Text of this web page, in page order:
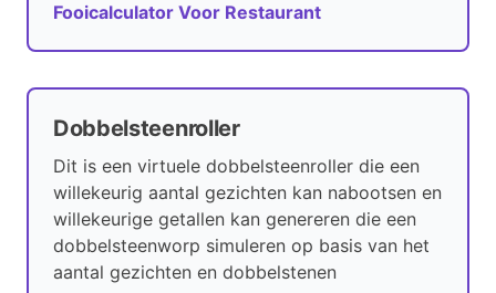
Fooicalculator Voor Restaurant
Dobbelsteenroller
Dit is een virtuele dobbelsteenroller die een
willekeurig aantal gezichten kan nabootsen en
willekeurige getallen kan genereren die een
dobbelsteenworp simuleren op basis van het
aantal gezichten en dobbelstenen